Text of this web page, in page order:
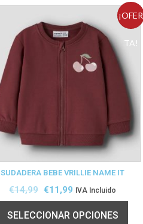
¡OFER
TA!
SUDADERA BEBE VRILLIE NAME IT
€14,99 €11,99 IVA Incluido
SELECCIONAR OPCIONES